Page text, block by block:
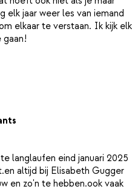
elk jaar weer les van iemand
elkaar te verstaan. Ik kijk elk
langlaufen eind januari 2025
altijd bij Elisabeth Gugger
en zo'n te hebben.ook vaak